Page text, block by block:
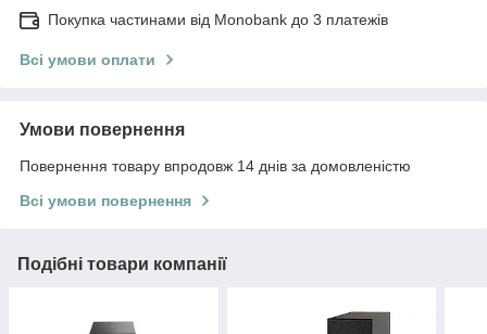
Покупка частинами від Monobank до 3 платежів
Всі умови оплати
Умови повернення
Повернення товару впродовж 14 днів за домовленістю
Всі умови повернення
Подібні товари компанії